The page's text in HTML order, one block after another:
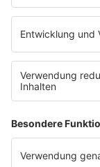
werben bei
SERVICE
Datenschutz
Impressum